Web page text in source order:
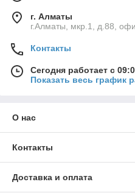
г. Алматы
г.Алматы, мкр.1, д.88,
Контакты
Сегодня работает с
Показать весь график
О нас
Контакты
Доставка и оплата